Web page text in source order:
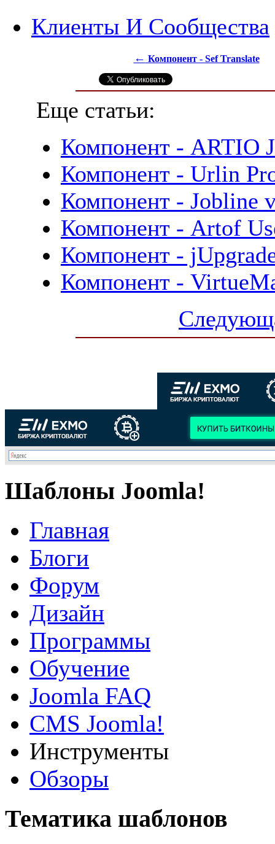
Клиенты И Сообщества
← Компонент - Sef Translate
Еще статьи:
Компонент - ARTIO
Компонент - Urlin
Компонент - Jobline
Компонент - Artof
Компонент -
Компонент -
Шаблоны Joomla!
Главная
Блоги
Форум
Дизайн
Программы
Обучение
Joomla FAQ
CMS Joomla!
Инструменты
Обзоры
Тематика шаблонов